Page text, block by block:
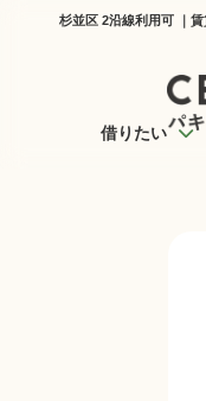
杉並区 2沿線利用可 ｜
借りたい